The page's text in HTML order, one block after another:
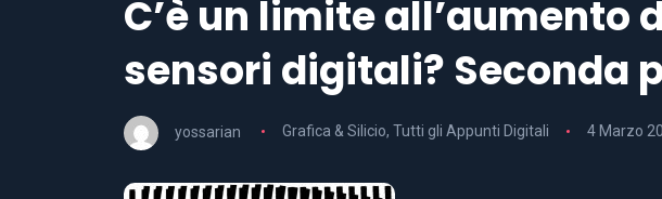
C’è un limite all’aumento
sensori digitali? Seconda
yossarian Grafica & Silicio, Tutti gli Appunti Digitali 4 Marzo